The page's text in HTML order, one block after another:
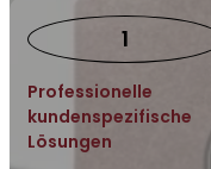
1
Professionelle
kundenspezifische
Lösungen